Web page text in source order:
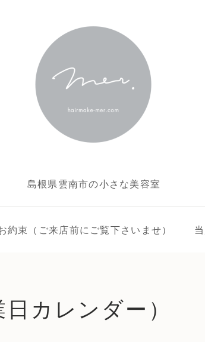
島根県雲南市の小さな美容室
束（ご来店前にご覧下さいませ）
カレンダー）